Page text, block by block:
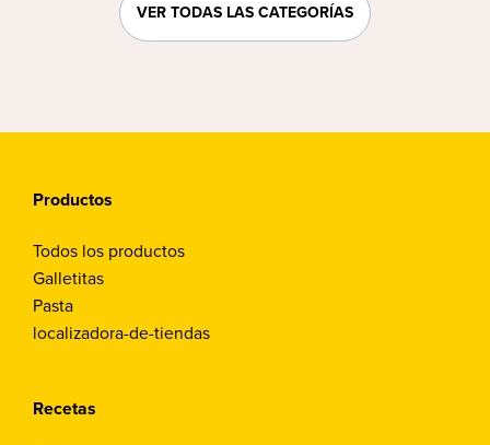
VER TODAS LAS CATEGORÍAS
Productos
Todos los productos
Galletitas
Pasta
localizadora-de-tiendas
Recetas